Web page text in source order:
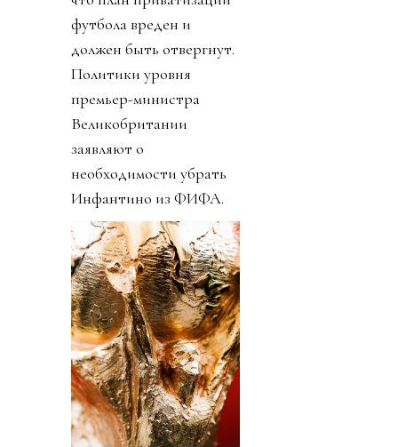
футбола вреден и
должен быть отвергнут.
Политики уровня
премьер-министра
Великобритании
заявляют о
необходимости убрать
Инфантино из ФИФА.